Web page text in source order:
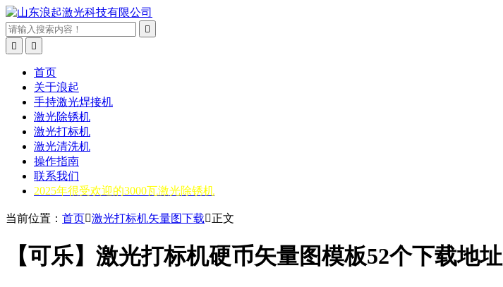



首页
关于浪起
手持激光焊接机
激光除锈机
激光打标机
激光清洗机
操作指南
联系我们
2025年很受欢迎的3000瓦激光除锈机
当前位置： 首页激光打标机矢量图下载正文
【可乐】激光打标机硬币矢量图模板52个下载地址